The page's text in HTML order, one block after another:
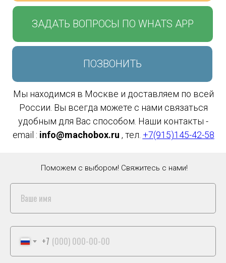
ЗАДАТЬ ВОПРОСЫ ПО WHATS APP
ПОЗВОНИТЬ
Мы находимся в Москве и доставляем по всей
России. Вы всегда можете с нами связаться
удобным для Вас способом. Наши контакты -
email : info@machobox.ru , тел. +7(915)145-42-58
Поможем с выбором! Свяжитесь с нами!
+7